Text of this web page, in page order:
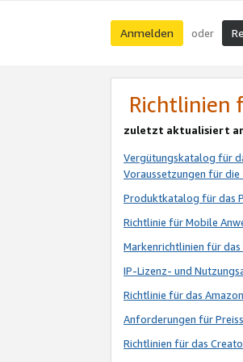
Anmelden oder
Richtlinien
zuletzt aktualisiert
Vergütungskatalog für
Voraussetzungen für
Produktkatalog für das
Richtlinie für Mobile
Markenrichtlinien für
IP-Lizenz- und
Richtlinie für das
Anforderungen für
Richtlinien für das